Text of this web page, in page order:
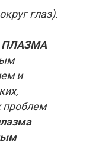
глаз).
ПЛАЗМА
и
проблем